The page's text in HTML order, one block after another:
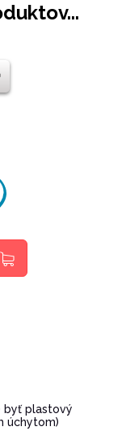
byť plastový
úchytom)